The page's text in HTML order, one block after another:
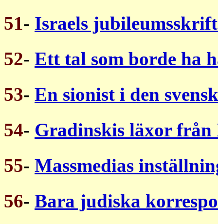
51- Israels
52- Ett tal som borde ha
53- En sionist i den
54- Gradinskis läxor från
55- Massmedias
56- Bara judiska